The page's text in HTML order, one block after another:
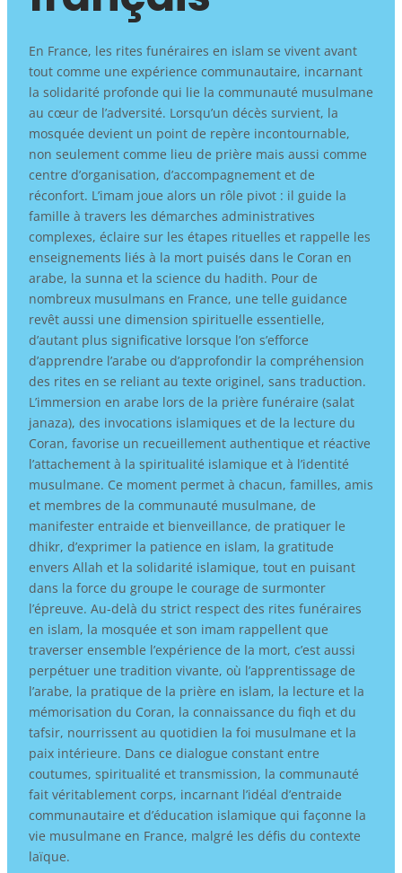
En France, les rites funéraires en islam se vivent avant
tout comme une expérience communautaire, incarnant
la solidarité profonde qui lie la communauté musulmane
au cœur de l’adversité. Lorsqu’un décès survient, la
mosquée devient un point de repère incontournable,
non seulement comme lieu de prière mais aussi comme
centre d’organisation, d’accompagnement et de
réconfort. L’imam joue alors un rôle pivot : il guide la
famille à travers les démarches administratives
complexes, éclaire sur les étapes rituelles et rappelle les
enseignements liés à la mort puisés dans le Coran en
arabe, la sunna et la science du hadith. Pour de
nombreux musulmans en France, une telle guidance
revêt aussi une dimension spirituelle essentielle,
d’autant plus significative lorsque l’on s’efforce
d’apprendre l’arabe ou d’approfondir la compréhension
des rites en se reliant au texte originel, sans traduction.
L’immersion en arabe lors de la prière funéraire (salat
janaza), des invocations islamiques et de la lecture du
Coran, favorise un recueillement authentique et réactive
l’attachement à la spiritualité islamique et à l’identité
musulmane. Ce moment permet à chacun, familles, amis
et membres de la communauté musulmane, de
manifester entraide et bienveillance, de pratiquer le
dhikr, d’exprimer la patience en islam, la gratitude
envers Allah et la solidarité islamique, tout en puisant
dans la force du groupe le courage de surmonter
l’épreuve. Au-delà du strict respect des rites funéraires
en islam, la mosquée et son imam rappellent que
traverser ensemble l’expérience de la mort, c’est aussi
perpétuer une tradition vivante, où l’apprentissage de
l’arabe, la pratique de la prière en islam, la lecture et la
mémorisation du Coran, la connaissance du fiqh et du
tafsir, nourrissent au quotidien la foi musulmane et la
paix intérieure. Dans ce dialogue constant entre
coutumes, spiritualité et transmission, la communauté
fait véritablement corps, incarnant l’idéal d’entraide
communautaire et d’éducation islamique qui façonne la
vie musulmane en France, malgré les défis du contexte
laïque.